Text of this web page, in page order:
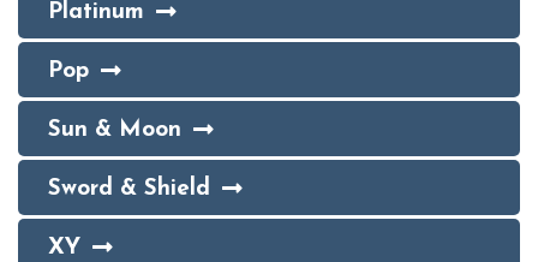
Platinum
Pop
Sun & Moon
Sword & Shield
XY